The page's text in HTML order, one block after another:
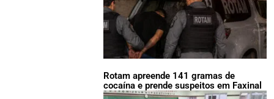
Rotam apreende 141 gramas de
cocaína e prende suspeitos em Faxinal